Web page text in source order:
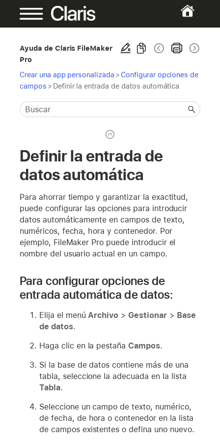
Ayuda de Claris FileMaker
Pro
Crear una app personalizada > Configurar opciones de
campos > Definir la entrada de datos automática
Definir la entrada de
datos automática
Para ahorrar tiempo y garantizar la exactitud,
puede configurar las opciones para introducir
datos automáticamente en campos de texto,
numéricos, fecha, hora y contenedor. Por
ejemplo, FileMaker Pro puede introducir el
nombre del usuario actual en un campo.
Para configurar opciones de
entrada automática de datos:
Elija el menúArchivo > Gestionar> Base
de datos.
Haga clic en la pestaña Campos.
Si la base de datos contiene más de una
tabla, seleccione la adecuada en la lista
Tabla.
Seleccione un campo de texto, numérico,
de fecha, de hora o contenedor en la lista
de campos existentes o defina uno nuevo.